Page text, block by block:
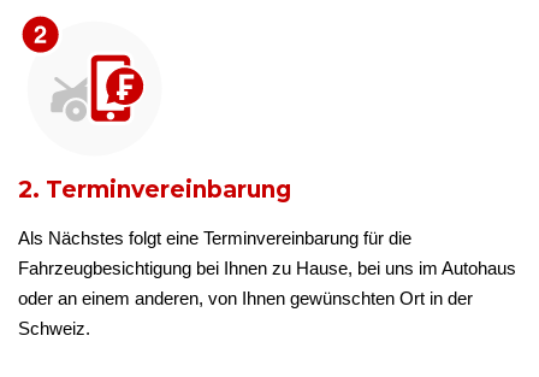
2. Terminvereinbarung
Als Nächstes folgt eine Terminvereinbarung für die
Fahrzeugbesichtigung bei Ihnen zu Hause, bei uns im Autohaus
oder an einem anderen, von Ihnen gewünschten Ort in der
Schweiz.